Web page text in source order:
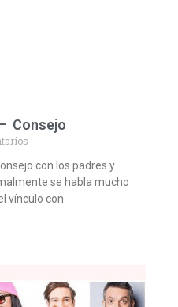
Consejo
con los padres y
se habla mucho
vínculo con